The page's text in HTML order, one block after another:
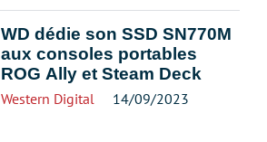
WD dédie son SSD SN770M
aux consoles portables
ROG Ally et Steam Deck
Western Digital 14/09/2023